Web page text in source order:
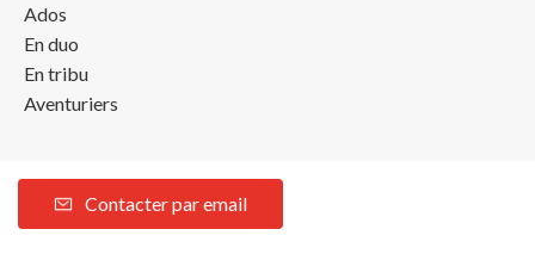
Ados
En duo
En tribu
Aventuriers
Contacter par email